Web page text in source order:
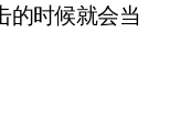
的时候就会当